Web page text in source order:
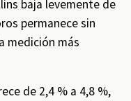
baja levemente de
permanece sin
medición más
de 2,4 % a 4,8 %,